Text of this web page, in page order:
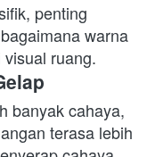
penting
warna
ruang.
banyak cahaya,
terasa lebih